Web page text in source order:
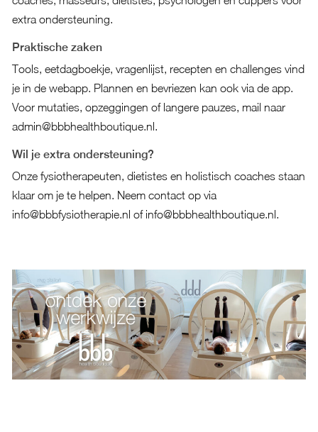
extra ondersteuning.
Praktische zaken
Tools, eetdagboekje, vragenlijst, recepten en challenges vind
je in de webapp. Plannen en bevriezen kan ook via de app.
Voor mutaties, opzeggingen of langere pauzes, mail naar
admin@bbbhealthboutique.nl.
Wil je extra ondersteuning?
Onze fysiotherapeuten, dietistes en holistisch coaches staan
klaar om je te helpen. Neem contact op via
info@bbbfysiotherapie.nl of info@bbbhealthboutique.nl.